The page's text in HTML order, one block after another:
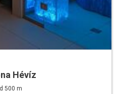
Hévíz
500 m